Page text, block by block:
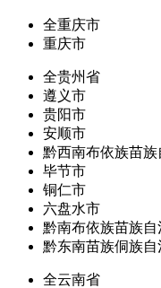
全重庆市
重庆市
全贵州省
遵义市
贵阳市
安顺市
黔西南布依族苗族
毕节市
铜仁市
六盘水市
黔南布依族苗族自
黔东南苗族侗族自
全云南省